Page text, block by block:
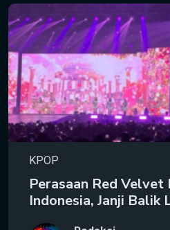
KPOP
Perasaan Red Velvet
Indonesia, Janji Balik